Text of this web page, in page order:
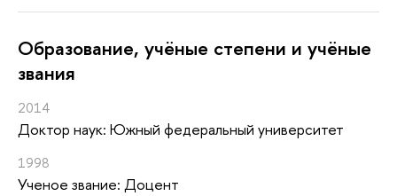
Oбразование, учёные степени и учёные
звания
2014
Доктор наук: Южный федеральный университет
1998
Ученое звание: Доцент